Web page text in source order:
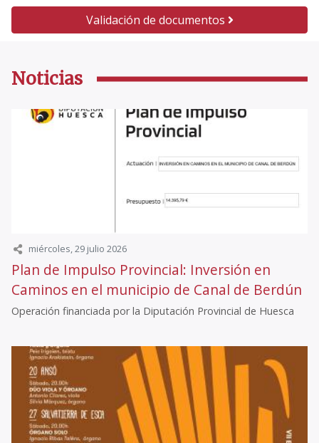
Validación de documentos
Noticias
miércoles, 29 julio 2026
Plan de Impulso Provincial: Inversión en
Caminos en el municipio de Canal de Berdún
Operación financiada por la Diputación Provincial de Huesca